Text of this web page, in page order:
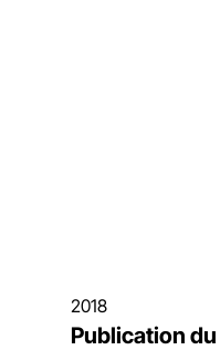
2018
Publication